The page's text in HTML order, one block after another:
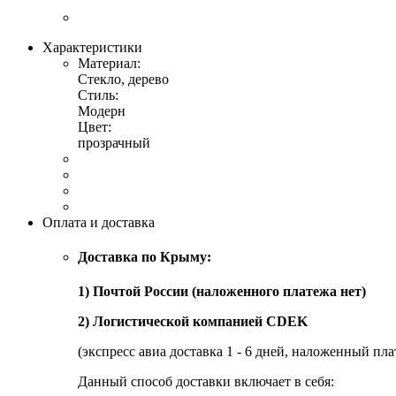
Характеристики
Материал:
Стекло, дерево
Стиль:
Модерн
Цвет:
прозрачный
Оплата и доставка
Доставка по Крыму:
1) Почтой России (наложенного платежа нет)
2) Логистической компанией CDEK
(экспресс авиа доставка 1 - 6 дней, наложенный
Данный способ доставки включает в себя: